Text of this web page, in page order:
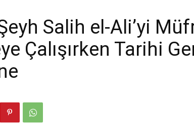
Salih el-Ali’yi
Çalışırken Tarihi